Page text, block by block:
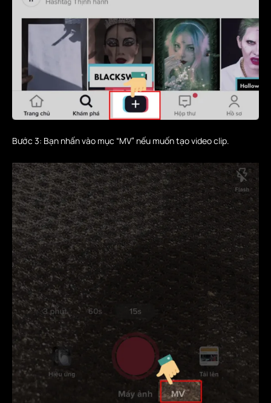
Bước 3: Bạn nhấn vào mục “MV” nếu muốn tạo video clip.